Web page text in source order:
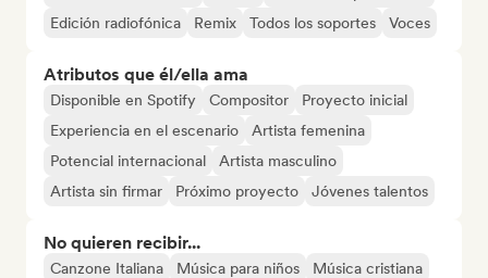
Edición radiofónica
Remix Todos los soportes Voces
Atributos que él/ella ama
Disponible en Spotify Compositor
Proyecto inicial
Experiencia en el escenario
Artista femenina
Potencial internacional
Artista masculino
Artista sin firmar
Próximo proyecto Jóvenes talentos
No quieren recibir...
Canzone Italiana Música para niños
Música cristiana